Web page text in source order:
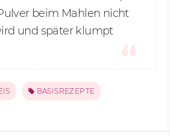
beim Mahlen nicht
und später klumpt
BASISREZEPTE